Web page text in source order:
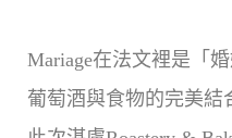
Mariage在法文裡是「
葡萄酒與食物的完美結